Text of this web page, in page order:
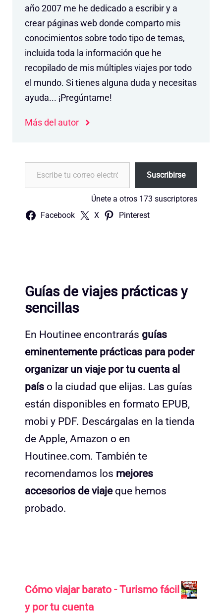
año 2007 me he dedicado a escribir y a
crear páginas web donde comparto mis
conocimientos sobre todo tipo de temas,
incluida toda la información que he
recopilado de mis múltiples viajes por todo
el mundo. Si tienes alguna duda y necesitas
ayuda... ¡Pregúntame!
Más del autor
Escribe tu correo electrónico…
Suscribirse
Únete a otros 173 suscriptores
Facebook X Pinterest
Guías de viajes prácticas y
sencillas
En Houtinee encontrarás guías
eminentemente prácticas para poder
organizar un viaje por tu cuenta al
país o la ciudad que elijas. Las guías
están disponibles en formato EPUB,
mobi y PDF. Descárgalas en la tienda
de Apple, Amazon o en
Houtinee.com. También te
recomendamos los mejores
accesorios de viajeque hemos
probado.
Cómo viajar barato - Turismo fácil
y por tu cuenta